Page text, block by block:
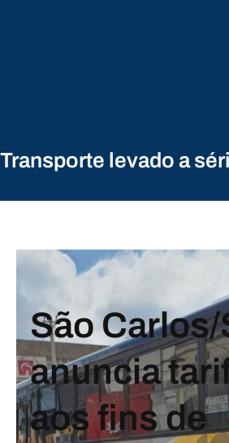
Transporte levado a
São Carlos/
anuncia
aos fins de